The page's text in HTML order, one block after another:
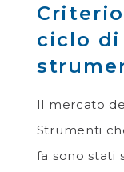
ciclo
Il mercato
Strumenti
fa sono stati